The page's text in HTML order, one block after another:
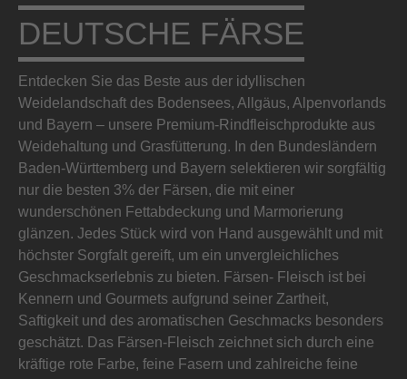
DEUTSCHE FÄRSE
Entdecken Sie das Beste aus der idyllischen
Weidelandschaft des Bodensees, Allgäus, Alpenvorlands
und Bayern – unsere Premium-Rindfleischprodukte aus
Weidehaltung und Grasfütterung. In den Bundesländern
Baden-Württemberg und Bayern selektieren wir sorgfältig
nur die besten 3% der Färsen, die mit einer
wunderschönen Fettabdeckung und Marmorierung
glänzen. Jedes Stück wird von Hand ausgewählt und mit
höchster Sorgfalt gereift, um ein unvergleichliches
Geschmackserlebnis zu bieten. Färsen- Fleisch ist bei
Kennern und Gourmets aufgrund seiner Zartheit,
Saftigkeit und des aromatischen Geschmacks besonders
geschätzt. Das Färsen-Fleisch zeichnet sich durch eine
kräftige rote Farbe, feine Fasern und zahlreiche feine